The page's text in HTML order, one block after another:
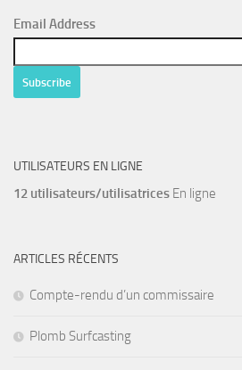
Email Address
UTILISATEURS EN LIGNE
12 utilisateurs/utilisatrices En ligne
ARTICLES RÉCENTS
Compte-rendu d’un commissaire
Plomb Surfcasting